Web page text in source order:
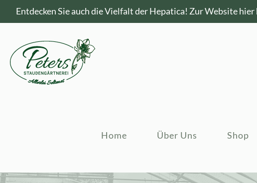
Entdecken Sie auch die Vielfalt der Hepatica! Zur Website hier
Home Über Uns Shop